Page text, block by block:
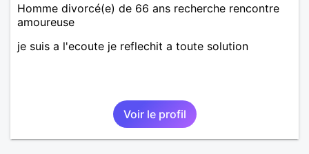
Homme divorcé(e) de 66 ans recherche rencontre
amoureuse
je suis a l'ecoute je reflechit a toute solution
Voir le profil